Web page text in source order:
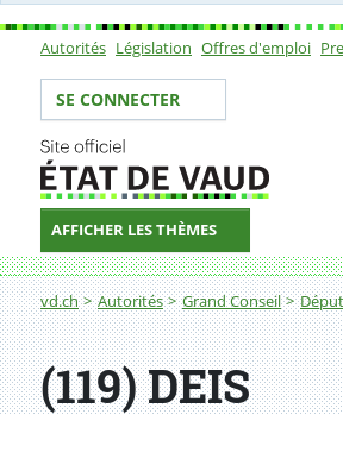
Sous-navigation
Autorités Législation Offres d'emploi
Votre identité
SE CONNECTER
AFFICHER LES THÈMES
Fil d'Ariane
vd.ch Autorités Grand Conseil
(119) DEIS